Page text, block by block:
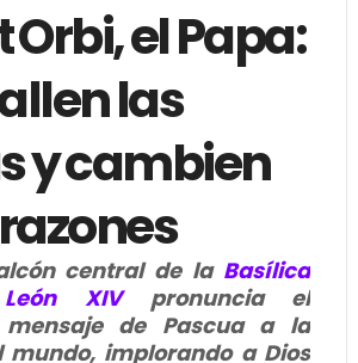
Orbi, el Papa:
las
y cambien
central de la Basílica
León XIVpronuncia el
mensaje de Pascua a la
mundo, implorando a Dios